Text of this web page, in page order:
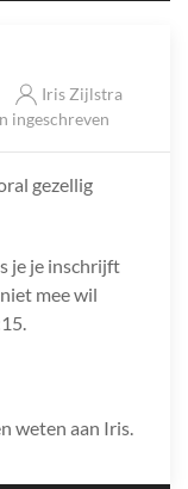
Iris Zijlstra
ingeschreven
gezellig
je je inschrijft
mee wil
weten aan Iris.